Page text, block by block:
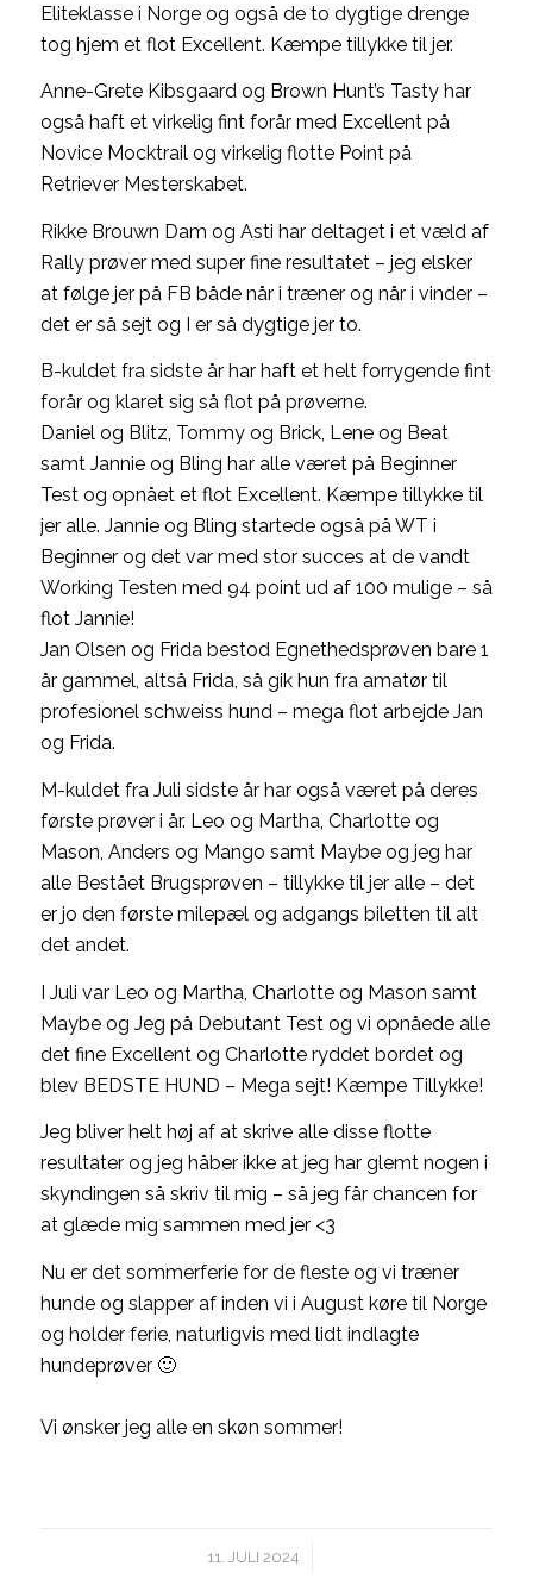
Eliteklasse i Norge og også de to dygtige drenge
tog hjem et flot Excellent. Kæmpe tillykke til jer.
Anne-Grete Kibsgaard og Brown Hunt’s Tasty har
også haft et virkelig fint forår med Excellent på
Novice Mocktrail og virkelig flotte Point på
Retriever Mesterskabet.
Rikke Brouwn Dam og Asti har deltaget i et væld af
Rally prøver med super fine resultatet – jeg elsker
at følge jer på FB både når i træner og når i vinder –
det er så sejt og I er så dygtige jer to.
B-kuldet fra sidste år har haft et helt forrygende fint
forår og klaret sig så flot på prøverne.
Daniel og Blitz, Tommy og Brick, Lene og Beat
samt Jannie og Bling har alle været på Beginner
Test og opnået et flot Excellent. Kæmpe tillykke til
jer alle. Jannie og Bling startede også på WT i
Beginner og det var med stor succes at de vandt
Working Testen med 94 point ud af 100 mulige – så
flot Jannie!
Jan Olsen og Frida bestod Egnethedsprøven bare 1
år gammel, altså Frida, så gik hun fra amatør til
profesionel schweiss hund – mega flot arbejde Jan
og Frida.
M-kuldet fra Juli sidste år har også været på deres
første prøver i år. Leo og Martha, Charlotte og
Mason, Anders og Mango samt Maybe og jeg har
alle Bestået Brugsprøven – tillykke til jer alle – det
er jo den første milepæl og adgangs biletten til alt
det andet.
I Juli var Leo og Martha, Charlotte og Mason samt
Maybe og Jeg på Debutant Test og vi opnåede alle
det fine Excellent og Charlotte ryddet bordet og
blev BEDSTE HUND – Mega sejt! Kæmpe Tillykke!
Jeg bliver helt høj af at skrive alle disse flotte
resultater og jeg håber ikke at jeg har glemt nogen i
skyndingen så skriv til mig – så jeg får chancen for
at glæde mig sammen med jer <3
Nu er det sommerferie for de fleste og vi træner
hunde og slapper af inden vi i August køre til Norge
og holder ferie, naturligvis med lidt indlagte
hundeprøver 🙂
Vi ønsker jeg alle en skøn sommer!
11. JULI 2024
/